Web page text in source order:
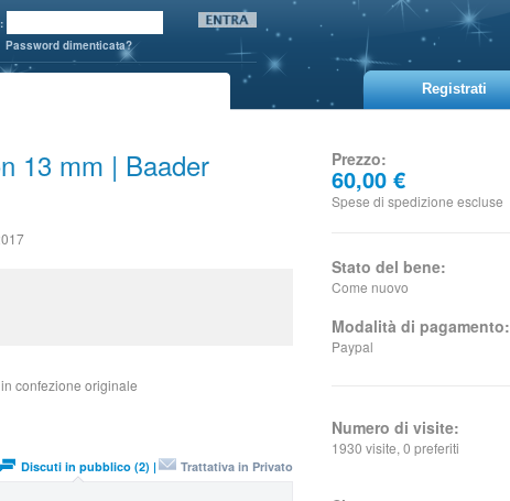
Password dimenticata?
Registrati
13 mm | Baader
confezione originale
Discuti in pubblico (2) | Trattativa in Privato
Prezzo:
60,00 €
Spese di spedizione escluse
Stato del bene:
Come nuovo
Modalità di pagamento:
Paypal
Numero di visite:
1930 visite, 0 preferiti